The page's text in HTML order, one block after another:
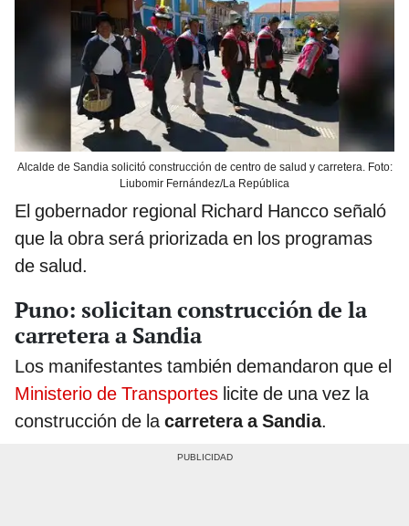
Alcalde de Sandia solicitó construcción de centro de salud y carretera. Foto:
Liubomir Fernández/La República
El gobernador regional Richard Hancco señaló
que la obra será priorizada en los programas
de salud.
Puno: solicitan construcción de la
carretera a Sandia
Los manifestantes también demandaron que el
Ministerio de Transportes licite de una vez la
construcción de lacarretera a Sandia.